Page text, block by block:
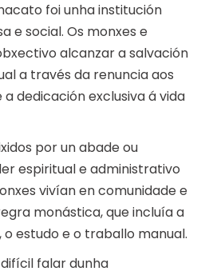
foi unha institución
e social. Os monxes e
alcanzar a salvación
a través da renuncia aos
dedicación exclusiva á vida
por un abade ou
espiritual e administrativo
vivían en comunidade e
monástica, que incluía a
estudo e o traballo manual.
falar dunha